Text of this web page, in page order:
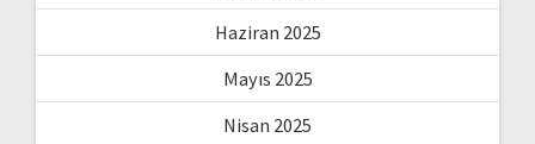
Haziran 2025
Mayıs 2025
Nisan 2025